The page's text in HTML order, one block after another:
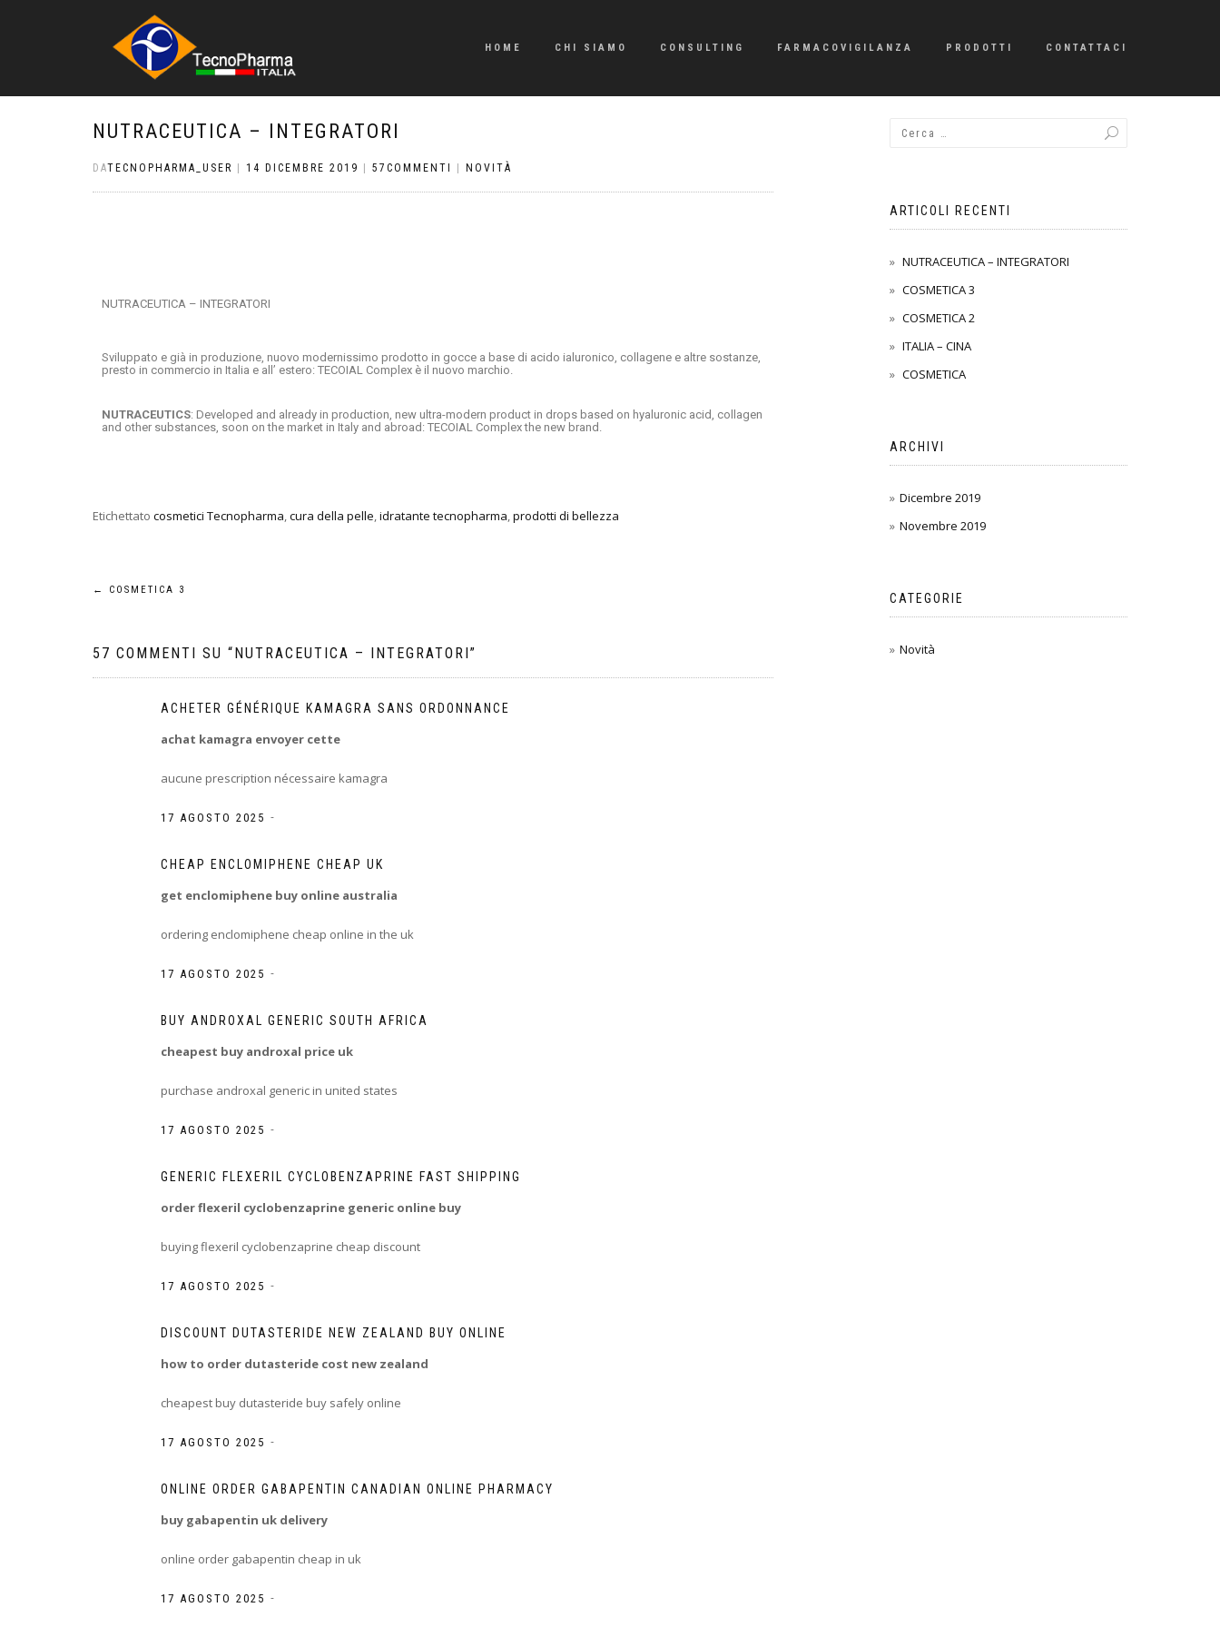
HOME CHI SIAMO CONSULTING FARMACOVIGILANZA PRODOTTI CONTATTACI
NUTRACEUTICA – INTEGRATORI
DATECNOPHARMA_USER 14 DICEMBRE 2019 57COMMENTI NOVITÀ
NUTRACEUTICA – INTEGRATORI
Sviluppato e già in produzione, nuovo modernissimo prodotto in gocce a base di acido ialuronico, collagene e altre sostanze,
presto in commercio in Italia e all’ estero: TECOIAL Complex è il nuovo marchio.
NUTRACEUTICS: Developed and already in production, new ultra-modern product in drops based on hyaluronic acid, collagen
and other substances, soon on the market in Italy and abroad: TECOIAL Complex the new brand.
Etichettato cosmetici Tecnopharma,cura della pelle,idratante tecnopharma,prodotti di bellezza
← COSMETICA 3
57 COMMENTI SU “NUTRACEUTICA – INTEGRATORI”
ACHETER GÉNÉRIQUE KAMAGRA SANS ORDONNANCE
achat kamagra envoyer cette
aucune prescription nécessaire kamagra
17 AGOSTO 2025 -
CHEAP ENCLOMIPHENE CHEAP UK
get enclomiphene buy online australia
ordering enclomiphene cheap online in the uk
17 AGOSTO 2025 -
BUY ANDROXAL GENERIC SOUTH AFRICA
cheapest buy androxal price uk
purchase androxal generic in united states
17 AGOSTO 2025 -
GENERIC FLEXERIL CYCLOBENZAPRINE FAST SHIPPING
order flexeril cyclobenzaprine generic online buy
buying flexeril cyclobenzaprine cheap discount
17 AGOSTO 2025 -
DISCOUNT DUTASTERIDE NEW ZEALAND BUY ONLINE
how to order dutasteride cost new zealand
cheapest buy dutasteride buy safely online
17 AGOSTO 2025 -
ONLINE ORDER GABAPENTIN CANADIAN ONLINE PHARMACY
buy gabapentin uk delivery
online order gabapentin cheap in uk
17 AGOSTO 2025 -
ARTICOLI RECENTI
NUTRACEUTICA – INTEGRATORI
COSMETICA 3
COSMETICA 2
ITALIA – CINA
COSMETICA
ARCHIVI
Dicembre 2019
Novembre 2019
CATEGORIE
Novità